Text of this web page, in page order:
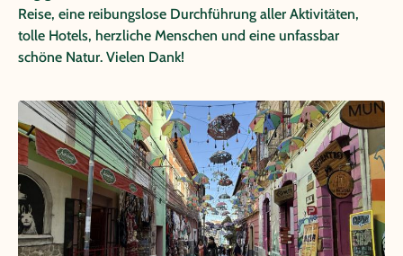
Reise, eine reibungslose Durchführung aller Aktivitäten,
tolle Hotels, herzliche Menschen und eine unfassbar
schöne Natur. Vielen Dank!